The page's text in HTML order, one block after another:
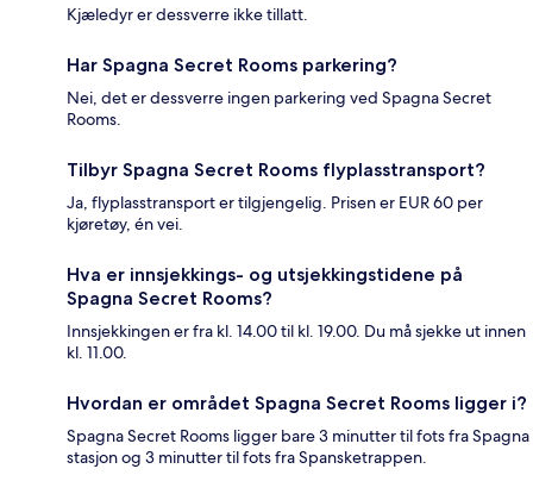
Kjæledyr er dessverre ikke tillatt.
Har Spagna Secret Rooms parkering?
Nei, det er dessverre ingen parkering ved Spagna Secret
Rooms.
Tilbyr Spagna Secret Rooms flyplasstransport?
Ja, flyplasstransport er tilgjengelig. Prisen er EUR 60 per
kjøretøy, én vei.
Hva er innsjekkings- og utsjekkingstidene på
Spagna Secret Rooms?
Innsjekkingen er fra kl. 14.00 til kl. 19.00. Du må sjekke ut innen
kl. 11.00.
Hvordan er området Spagna Secret Rooms ligger i?
Spagna Secret Rooms ligger bare 3 minutter til fots fra Spagna
stasjon og 3 minutter til fots fra Spansketrappen.